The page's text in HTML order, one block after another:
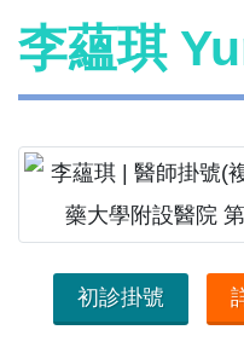
李蘊琪
初診掛號